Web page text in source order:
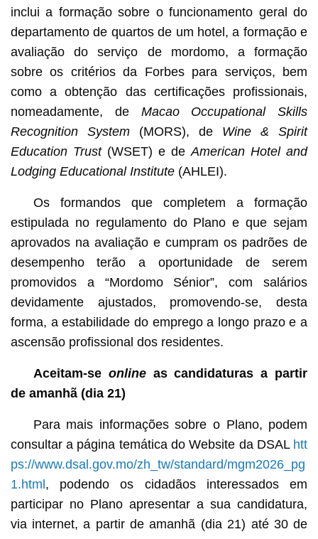
inclui a formação sobre o funcionamento geral do
departamento de quartos de um hotel, a formação e
avaliação do serviço de mordomo, a formação
sobre os critérios da Forbes para serviços, bem
como a obtenção das certificações profissionais,
nomeadamente, de Macao Occupational Skills
Recognition System(MORS), de Wine & Spirit
Education Trust(WSET) e deAmerican Hotel and
Lodging Educational Institute(AHLEI).
Os formandos que completem a formação
estipulada no regulamento do Plano e que sejam
aprovados na avaliação e cumpram os padrões de
desempenho terão a oportunidade de serem
promovidos a “Mordomo Sénior”, com salários
devidamente ajustados, promovendo-se, desta
forma, a estabilidade do emprego a longo prazo e a
ascensão profissional dos residentes.
Aceitam-seonline as candidaturas a partir
de amanhã (dia 21)
Para mais informações sobre o Plano, podem
consultar a página temática do Website da DSAL htt
ps://www.dsal.gov.mo/zh_tw/standard/mgm2026_pg
1.html, podendo os cidadãos interessados em
participar no Plano apresentar a sua candidatura,
via internet, a partir de amanhã (dia 21) até 30 de